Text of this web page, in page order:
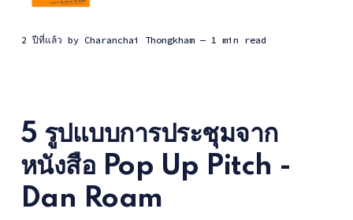
2 ปีที่แล้ว by Charanchai Thongkham — 1 min read
5 รูปแบบการประชุมจาก
หนังสือ Pop Up Pitch -
Dan Roam